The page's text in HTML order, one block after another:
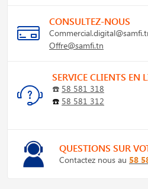
CONSULTEZ-NOUS
Offre@samfi.tn
SERVICE CLIENTS EN
☎️ 58 581 318
☎️ 58 581 312
QUESTIONS SUR
Contactez nous au 58